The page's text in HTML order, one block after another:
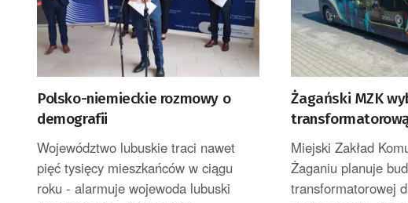
Polsko-niemieckie rozmowy o
demografii
Województwo lubuskie traci nawet
pięć tysięcy mieszkańców w ciągu
roku - alarmuje wojewoda lubuski
Żagański MZK
Miejski Zakład
Żaganiu planuje
transformatorowej